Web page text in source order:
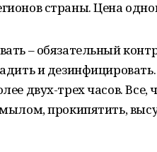
страны. Цена
– обязательный
и
двух-трех часов.
прокипятить,